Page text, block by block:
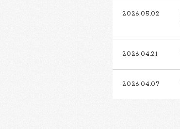
2026.05.02
2026.04.21
2026.04.07